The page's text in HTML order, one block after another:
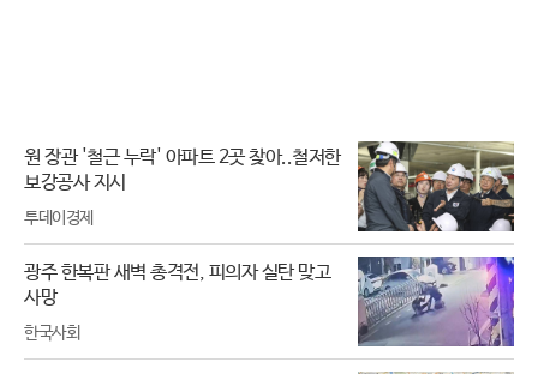
원 장관 '철근 누락' 아파트 2곳 찾아..철저한
보강공사 지시
투데이경제
광주 한복판 새벽 총격전, 피의자 실탄 맞고
사망
한국사회